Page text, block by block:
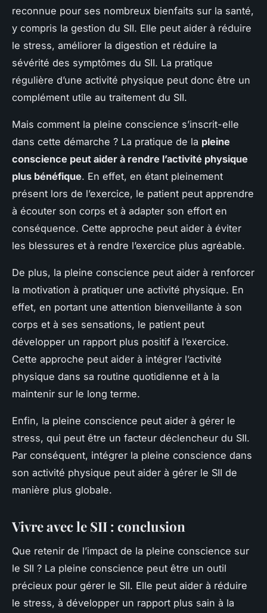
reconnue pour ses nombreux bienfaits sur la santé,
y compris la gestion du SII. Elle peut aider à réduire
le stress, améliorer la digestion et réduire la
sévérité des symptômes du SII. La pratique
régulière d’une activité physique peut donc être un
complément utile au traitement du SII.
Mais comment la pleine conscience s’inscrit-elle
dans cette démarche ? La pratique de la pleine
conscience peut aider à rendre l’activité physique
plus bénéfique. En effet, en étant pleinement
présent lors de l’exercice, le patient peut apprendre
à écouter son corps et à adapter son effort en
conséquence. Cette approche peut aider à éviter
les blessures et à rendre l’exercice plus agréable.
De plus, la pleine conscience peut aider à renforcer
la motivation à pratiquer une activité physique. En
effet, en portant une attention bienveillante à son
corps et à ses sensations, le patient peut
développer un rapport plus positif à l’exercice.
Cette approche peut aider à intégrer l’activité
physique dans sa routine quotidienne et à la
maintenir sur le long terme.
Enfin, la pleine conscience peut aider à gérer le
stress, qui peut être un facteur déclencheur du SII.
Par conséquent, intégrer la pleine conscience dans
son activité physique peut aider à gérer le SII de
manière plus globale.
Vivre avec le SII : conclusion
Que retenir de l’impact de la pleine conscience sur
le SII ? La pleine conscience peut être un outil
précieux pour gérer le SII. Elle peut aider à réduire
le stress, à développer un rapport plus sain à la